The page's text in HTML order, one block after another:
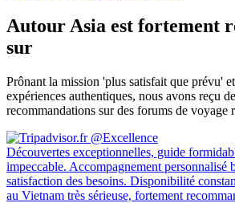
Autour Asia est fortement
sur
Prônant la mission 'plus satisfait que prévu'
expériences authentiques, nous avons reçu
recommandations sur des forums de voyage
Découvertes exceptionnelles, guide
impeccable. Accompagnement personnalisé
satisfaction des besoins. Disponibilité
au Vietnam très sérieuse, fortement